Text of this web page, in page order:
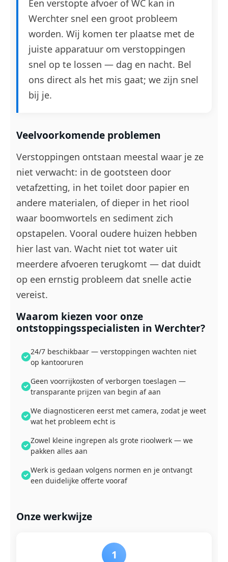
Een verstopte afvoer of WC kan in
Werchter snel een groot probleem
worden. Wij komen ter plaatse met de
juiste apparatuur om verstoppingen
snel op te lossen — dag en nacht. Bel
ons direct als het mis gaat; we zijn snel
bij je.
Veelvoorkomende problemen
Verstoppingen ontstaan meestal waar je ze
niet verwacht: in de gootsteen door
vetafzetting, in het toilet door papier en
andere materialen, of dieper in het riool
waar boomwortels en sediment zich
opstapelen. Vooral oudere huizen hebben
hier last van. Wacht niet tot water uit
meerdere afvoeren terugkomt — dat duidt
op een ernstig probleem dat snelle actie
vereist.
Waarom kiezen voor onze
ontstoppingsspecialisten in Werchter?
24/7 beschikbaar — verstoppingen wachten niet
op kantooruren
Geen voorrijkosten of verborgen toeslagen —
transparante prijzen van begin af aan
We diagnosticeren eerst met camera, zodat je weet
wat het probleem echt is
Zowel kleine ingrepen als grote rioolwerk — we
pakken alles aan
Werk is gedaan volgens normen en je ontvangt
een duidelijke offerte vooraf
Onze werkwijze
1